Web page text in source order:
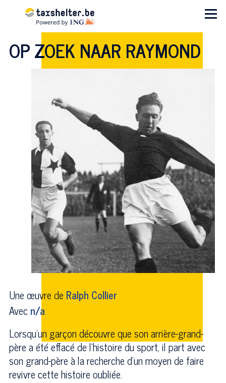
Aller au contenu principal
Menu
OP ZOEK NAAR RAYMOND
Une œuvre de Ralph Collier
Avecn/a
Lorsqu'un garçon découvre que son arrière-grand-
père a été effacé de l'histoire du sport, il part avec
son grand-père à la recherche d'un moyen de faire
revivre cette histoire oubliée.